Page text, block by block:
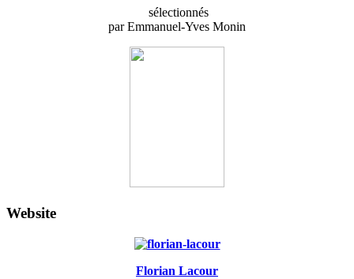
sélectionnés
par Emmanuel-Yves Monin
Website
Florian Lacour